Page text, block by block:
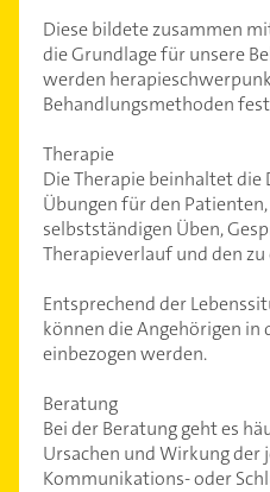
Diese bildete zusammen
die Grundlage für unsere
werden
Behandlungsmethoden
Therapie
Die Therapie beinhaltet
Übungen für den
selbstständigen Üben,
Therapieverlauf und den
Entsprechend der
können die Angehörigen in
einbezogen werden.
Beratung
Bei der Beratung geht es
Ursachen und Wirkung der
Kommunikations- oder